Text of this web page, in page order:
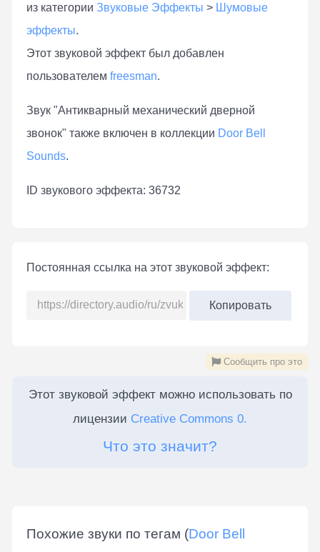
из категории Звуковые Эффекты > Шумовые
эффекты.
Этот звуковой эффект был добавлен
пользователем freesman.
Звук "Антикварный механический дверной
звонок" также включен в коллекции Door Bell
Sounds.
ID звукового эффекта: 36732
Постоянная ссылка на этот звуковой эффект:
Копировать
Сообщить про это
Этот звуковой эффект можно использовать по
лицензии Creative Commons 0.
Что это значит?
Похожие звуки по тегам (Door Bell